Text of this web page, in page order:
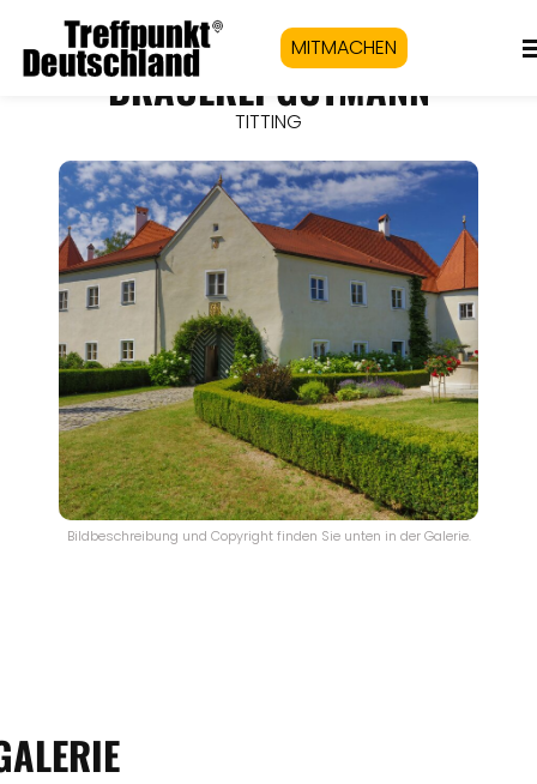
MITMACHEN
BRAUEREI GUTMANN
TITTING
Bildbeschreibung und Copyright finden Sie unten in der Galerie.